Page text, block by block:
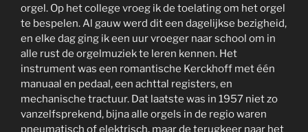
orgel. Op het college vroeg ik de toelating om het orgel
te bespelen. Al gauw werd dit een dagelijkse bezigheid,
en elke dag ging ik een uur vroeger naar school om in
alle rust de orgelmuziek te leren kennen. Het
instrument was een romantische Kerckhoff met één
manuaal en pedaal, een achttal registers, en
mechanische tractuur. Dat laatste was in 1957 niet zo
vanzelfsprekend, bijna alle orgels in de regio waren
pneumatisch of elektrisch, maar de terugkeer naar het